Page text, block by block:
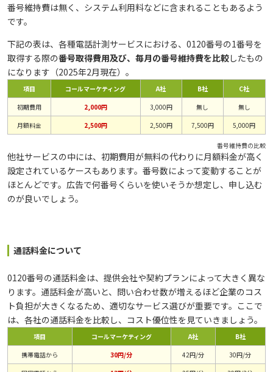
番号維持費は無く、システム利用料などに含まれることもあるよう
です。
下記の表は、各種電話計測サービスにおける、0120番号の1番号を
取得する際の番号取得費用及び、毎月の番号維持費を比較したもの
になります（2025年2月現在）。
項目 コールマーケティング A社 B社
C社
初期費用
2,000円 3,000円 無し
無し
月額料金
2,500円 2,500円 7,500円 5,000円
番号維持費の比較
他社サービスの中には、初期費用が無料の代わりに月額料金が高く
設定されているケースもあります。番号数によって変動することが
ほとんどです。広告で何番号くらいを使いそうか想定し、申し込む
のが良いでしょう。
通話料金について
0120番号の通話料金は、提供会社や契約プランによって大きく異な
ります。通話料金が高いと、問い合わせ数が増えるほど企業のコス
ト負担が大きくなるため、適切なサービス選びが重要です。ここで
は、各社の通話料金を比較し、コスト優位性を見ていきましょう。
項目 コールマーケティング A社
B社
携帯電話から
30円/分 42円/分
30円/分